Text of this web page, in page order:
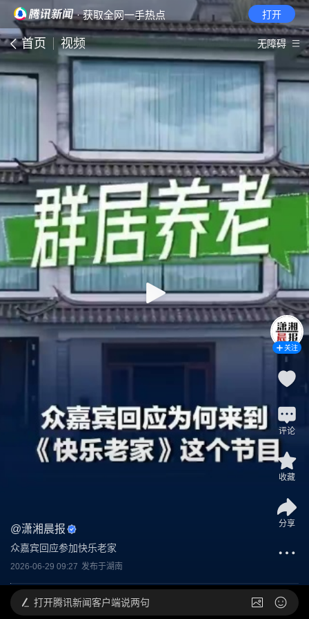
· 获取全网一手热点 打开
首页 视频 无障碍
@潇湘晨报
众嘉宾回应参加快乐老家
2026-06-29 09:27 发布于湖南
关注
评论
收藏
分享
打开腾讯新闻客户端说两句